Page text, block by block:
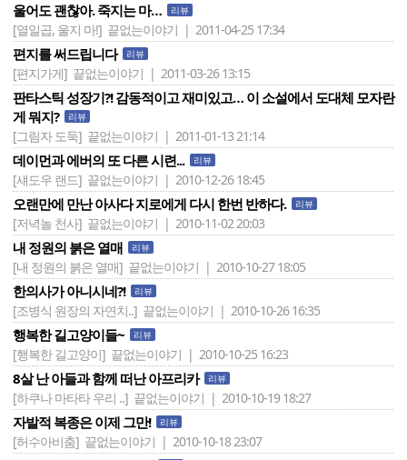
울어도 괜찮아. 죽지는 마… 리뷰
[열일곱, 울지 마!] 끝없는이야기 | 2011-04-25 17:34
편지를 써드립니다 리뷰
[편지가게] 끝없는이야기 | 2011-03-26 13:15
판타스틱 성장기?! 감동적이고 재미있고… 이 소설에서 도대체 모자란
게 뭐지?
리뷰
[그림자 도둑] 끝없는이야기 | 2011-01-13 21:14
데이먼과 에버의 또 다른 시련... 리뷰
[섀도우 랜드] 끝없는이야기 | 2010-12-26 18:45
오랜만에 만난 아사다 지로에게 다시 한번 반하다. 리뷰
[저녁놀 천사] 끝없는이야기 | 2010-11-02 20:03
내 정원의 붉은 열매 리뷰
[내 정원의 붉은 열매] 끝없는이야기 | 2010-10-27 18:05
한의사가 아니시네?! 리뷰
[조병식 원장의 자연치..] 끝없는이야기 | 2010-10-26 16:35
행복한 길고양이들~ 리뷰
[행복한 길고양이] 끝없는이야기 | 2010-10-25 16:23
8살 난 아들과 함께 떠난 아프리카 리뷰
[하쿠나 마타타 우리 ..] 끝없는이야기 | 2010-10-19 18:27
자발적 복종은 이제 그만! 리뷰
[허수아비춤] 끝없는이야기 | 2010-10-18 23:07